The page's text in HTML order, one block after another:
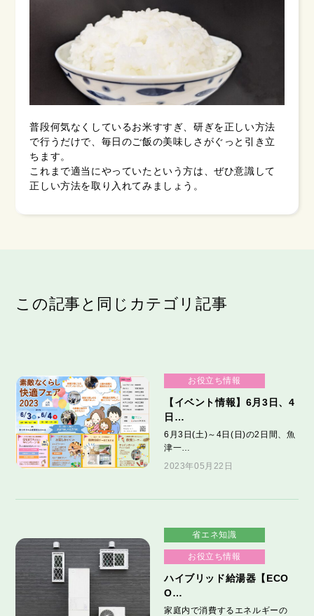
普段何気なくしているお米すすぎ、研ぎを正しい方法
で行うだけで、毎日のご飯の美味しさがぐっと引き立
ちます。
これまで適当にやっていたという方は、ぜひ意識して
正しい方法を取り入れてみましょう。
この記事と同じカテゴリ記事
お役立ち情報
【イベント情報】6月3日、4
日…
6月3日(土)～4日(日)の2日間、魚
津一…
2023年05月22日
省エネ知識
お役立ち情報
ハイブリッド給湯器【ECO
O…
家庭内で消費するエネルギーの